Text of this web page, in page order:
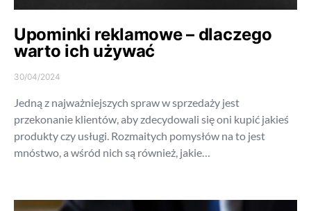
Upominki reklamowe – dlaczego
warto ich używać
30/04/2024
Jedną z najważniejszych spraw w sprzedaży jest
przekonanie klientów, aby zdecydowali się oni kupić jakieś
produkty czy usługi. Rozmaitych pomysłów na to jest
mnóstwo, a wśród nich są również, jakie…